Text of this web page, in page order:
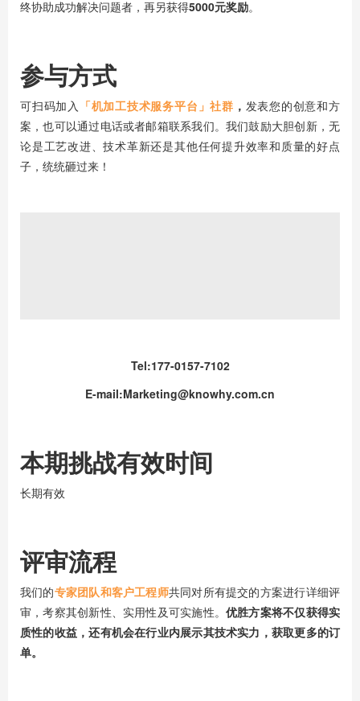
终协助成功解决问题者，再另获得5000元奖励。
参与方式
可扫码加入 「机加工技术服务平台」社群 ， 发表您的创意和方
案，也可以通过电话或者邮箱联系我们。我们鼓励大胆创新，无
论是工艺改进、技术革新还是其他任何提升效率和质量的好点
子，统统砸过来！
Tel:177-0157-7102
E-mail:Marketing@knowhy.com.cn
本期挑战有效时间
长期有效
评审流程
我们的专家团队和客户工程师共同对所有提交的方案进行详细评
审，考察其创新性、实用性及可实施性。 优胜方案将不仅获得实
质性的收益，还有机会在行业内展示其技术实力，获取更多的订
单。